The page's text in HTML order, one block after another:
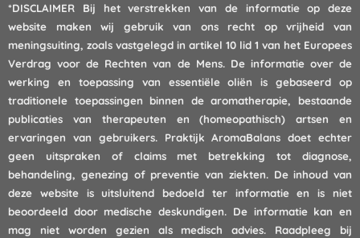
*DISCLAIMER
Bij het verstrekken van de informatie op deze
website maken wij gebruik van ons recht op vrijheid van
meningsuiting, zoals vastgelegd in artikel 10 lid 1 van het Europees
Verdrag voor de Rechten van de Mens. De informatie over de
werking en toepassing van essentiële oliën is gebaseerd op
traditionele toepassingen binnen de aromatherapie, bestaande
publicaties van therapeuten en (homeopathisch) artsen en
ervaringen van gebruikers. Praktijk AromaBalans doet echter
geen uitspraken of claims met betrekking tot diagnose,
behandeling, genezing of preventie van ziekten. De inhoud van
deze website is uitsluitend bedoeld ter informatie en is niet
beoordeeld door medische deskundigen. De informatie kan en
mag niet worden gezien als medisch advies. Raadpleeg bij